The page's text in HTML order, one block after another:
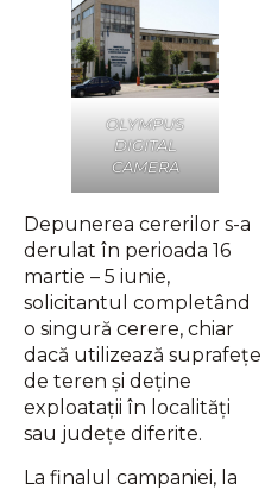
OLYMPUS
DIGITAL
CAMERA
Depunerea cererilor s-a
derulat în perioada 16
martie – 5 iunie,
solicitantul completând
o singură cerere, chiar
dacă utilizează suprafeţe
de teren şi deţine
exploataţii în localităţi
sau judeţe diferite.
La finalul campaniei, la